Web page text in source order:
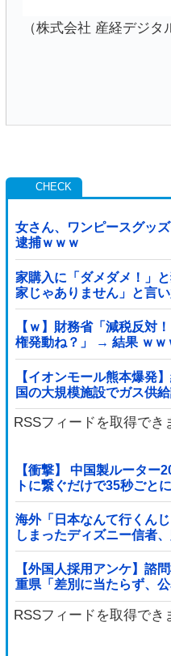
（株式会社 産経デジタ
女さん、ワンピースグッ
逮捕ｗｗｗ
家購入に「ダメダメ！」
家じゃありません」と言
自ら〇〇を口にして最高
【ｗ】財務省「減税反対
権発動ね？」 → 結果 ｗｗ
【イオンモール熊本爆発
国の大規模施設でガス供
る事態に・・・【PICKUP
RSSフィードを取得でき
【衝撃】 中国製ルーター
トに繋ぐだけで35秒ごと
海外「日本なんて行くん
しまったディズニー信者
態に
【外国人採用アンケ】諮
重県「差別に当たらず、
RSSフィードを取得でき